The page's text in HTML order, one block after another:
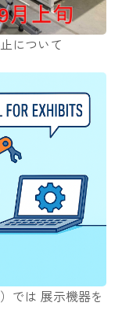
について
では 展示機器を